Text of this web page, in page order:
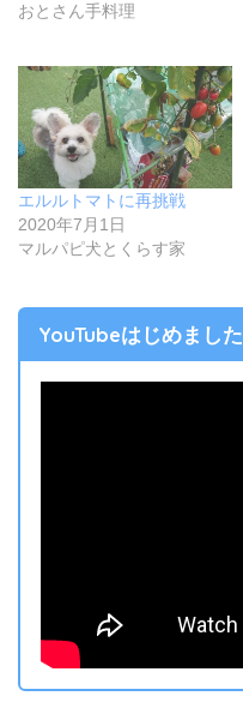
おとさん手料理
エルルトマトに再挑戦
2020年7月1日
マルパピ犬とくらす家
YouTubeはじめました